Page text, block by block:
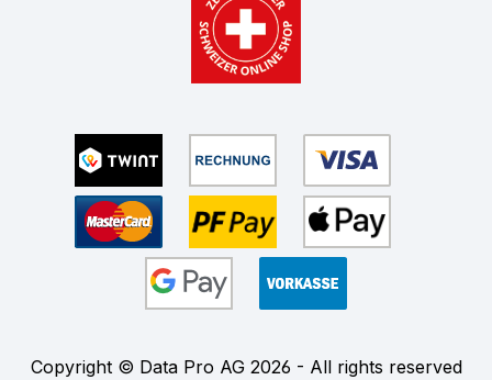
Copyright © Data Pro AG 2026 - All rights reserved